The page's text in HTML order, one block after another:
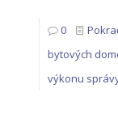
0
bytových
výkonu